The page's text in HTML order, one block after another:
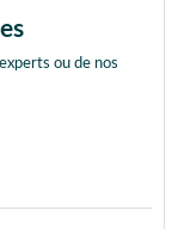
ou de nos